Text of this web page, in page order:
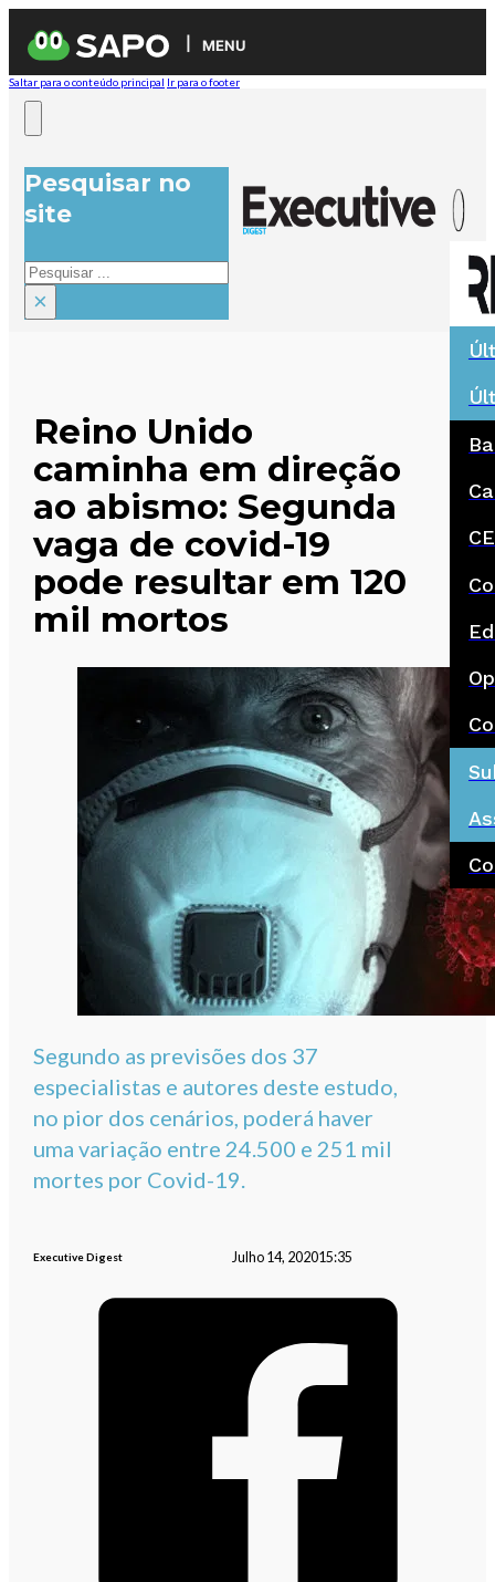
MENU
Saltar para o conteúdo principal Ir para o footer
Pesquisar no
site
Pesquisar
×
Reino Unido
caminha em direção
ao abismo: Segunda
vaga de covid-19
pode resultar em 120
mil mortos
Segundo as previsões dos 37
especialistas e autores deste estudo,
no pior dos cenários, poderá haver
uma variação entre 24.500 e 251 mil
mortes por Covid-19.
Executive Digest Julho 14, 202015:35